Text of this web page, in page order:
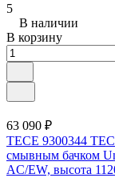
5
В наличии
В корзину
63 090 ₽
TECE 9300344
смывным бачком
AC/EW, высота